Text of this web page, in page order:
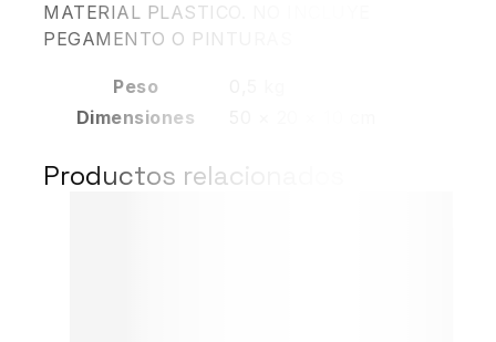
MATERIAL PLASTICO. NO INCLUYE
PEGAMENTO O PINTURAS
Peso
Dimensiones
Productos relacionados